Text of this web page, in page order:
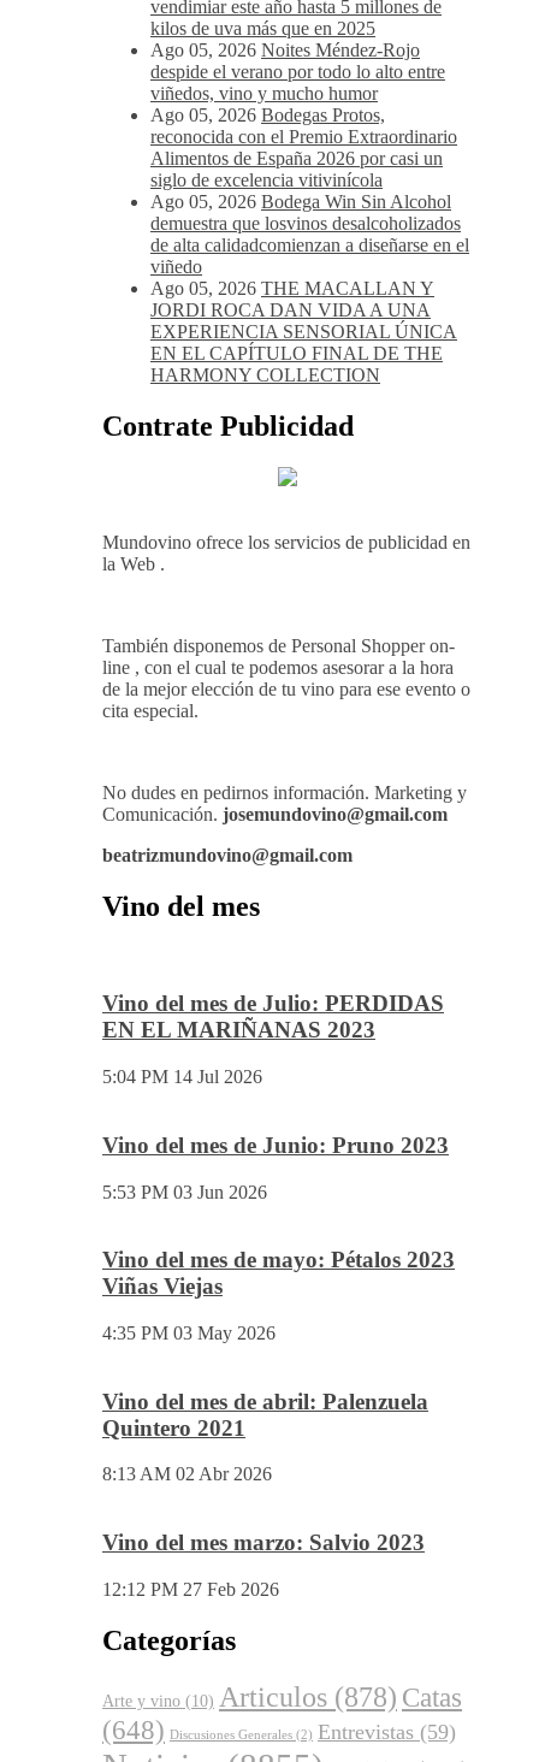
Recent Posts
Ago 05, 2026 La D.O. Cariñena prevé
vendimiar este año hasta 5 millones de
kilos de uva más que en 2025
Ago 05, 2026 Noites Méndez-Rojo
despide el verano por todo lo alto entre
viñedos, vino y mucho humor
Ago 05, 2026 Bodegas Protos,
reconocida con el Premio Extraordinario
Alimentos de España 2026 por casi un
siglo de excelencia vitivinícola
Ago 05, 2026 Bodega Win Sin Alcohol
demuestra que losvinos desalcoholizados
de alta calidadcomienzan a diseñarse en el
viñedo
Ago 05, 2026 THE MACALLAN Y
EXPERIENCIA SENSORIAL ÚNICA
HARMONY COLLECTION
Mundovino ofrece los servicios de publicidad en
la Web .
de la mejor elección de tu vino para ese evento o
cita especial.
No dudes en pedirnos información. Marketing y
Comunicación.josemundovino@gmail.com
Vino del mes
5:53 PM 03 Jun 2026
4:35 PM 03 May 2026
Vino del mes marzo: Salvio 2023
27 Feb 2026
Categorías